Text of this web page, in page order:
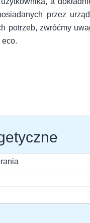
przez
potrzeb, zwróćmy